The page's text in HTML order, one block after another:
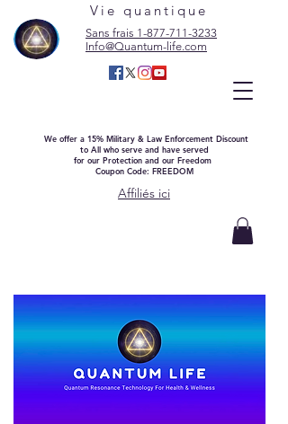
Vie quantique
Sans frais 1-877-711-3233
Info@Quantum-life.com
We offer a 15% Military & Law Enforcement Discount
to All who serve and have served
for our Protection and our Freedom
Coupon Code: FREEDOM
Affiliés ici